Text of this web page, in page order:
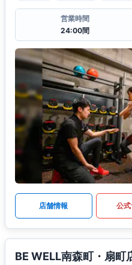
営業時間
24:00間
店舗情報 公式
BE WELL南森町・扇町